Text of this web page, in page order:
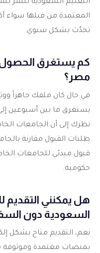
التعليم السعودية تنشر
المعتمدة من قبلها سواء
تحدّث بشكل سنوي.
كم يستغرق الحصول
مصر؟
في حال كان ملفك جاهزاً
نظرك إلى أن الجامعات
طلبات القبول مقارنة
قبول مبدئي للجامعات
حكومية.
هل يمكنني
السعودية دون
نعم، التقديم متاح بشكل
بمنصات معتمدة وموثوقة